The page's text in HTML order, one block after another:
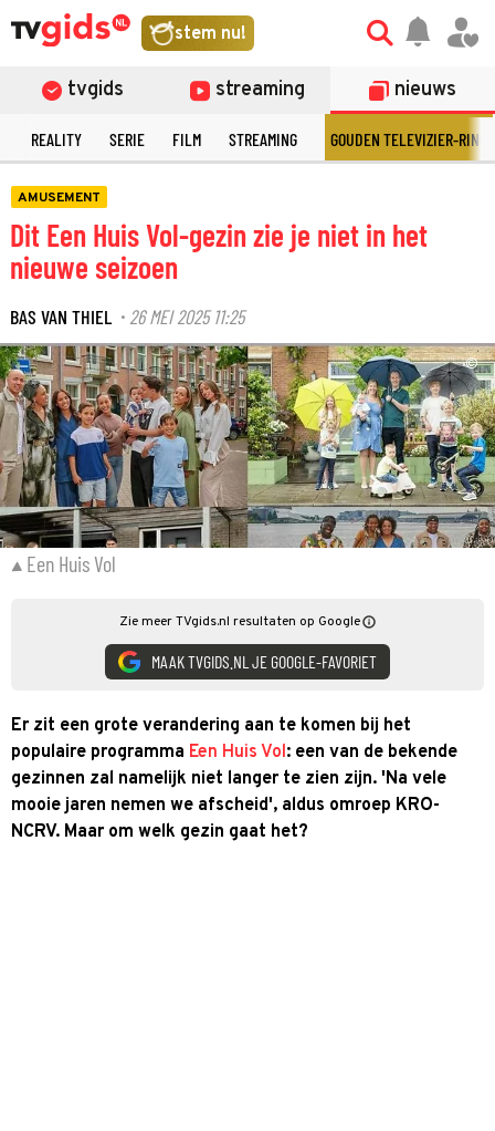
stem nu!
tvgids streaming nieuws
REALITY SERIE FILM STREAMING GOUDEN TELEVIZIER-RING
AMUSEMENT
Dit Een Huis Vol-gezin zie je niet in het
nieuwe seizoen
BAS VAN THIEL· 26 MEI 2025 11:25
©
Een Huis Vol
Zie meer TVgids.nl resultaten op Google
MAAK TVGIDS.NL JE GOOGLE-FAVORIET
Er zit een grote verandering aan te komen bij het
populaire programma Een Huis Vol: een van de bekende
gezinnen zal namelijk niet langer te zien zijn. 'Na vele
mooie jaren nemen we afscheid', aldus omroep KRO-
NCRV. Maar om welk gezin gaat het?